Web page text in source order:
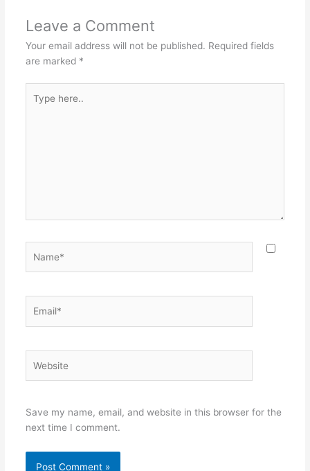
Leave a Comment
Your email address will not be published. Required fields
are marked *
here..
Save my name, email, and website in this browser for the
next time I comment.